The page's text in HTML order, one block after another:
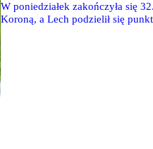
W poniedziałek zakończyła się
Koroną, a Lech podzielił się